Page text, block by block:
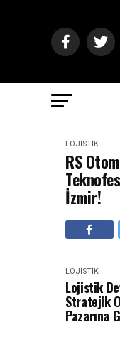
LOJISTIK
RS
İzmir!
LOJISTIK
Lojistik
Stratejik
Pazarına